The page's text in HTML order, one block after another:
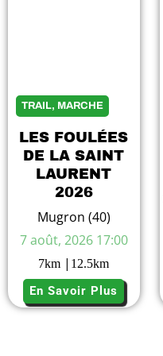
TRAIL, MARCHE
LES FOULÉES
DE LA SAINT
LAURENT
2026
Mugron (40)
7 août, 2026 17:00
7km | 12.5km
En Savoir Plus